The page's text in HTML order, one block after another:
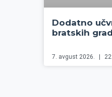
Dodatno
bratskih
7. avgust 2026.